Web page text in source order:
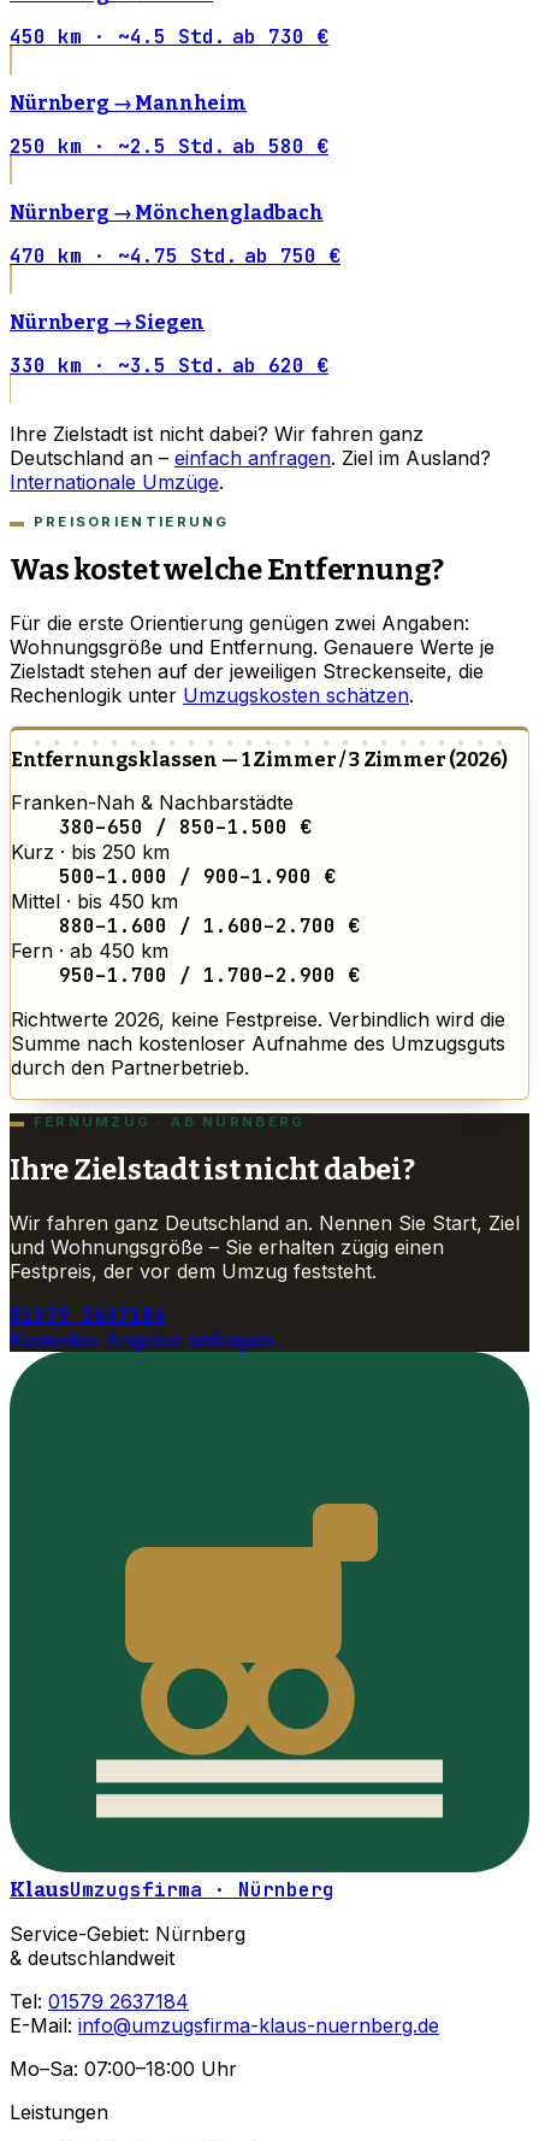
450 km · ~4.5 Std. ab 730 €
Nürnberg → Mannheim
250 km · ~2.5 Std. ab 580 €
Nürnberg → Mönchengladbach
470 km · ~4.75 Std. ab 750 €
Nürnberg → Siegen
330 km · ~3.5 Std. ab 620 €
Ihre Zielstadt ist nicht dabei? Wir fahren ganz
Deutschland an – einfach anfragen. Ziel im Ausland?
Internationale Umzüge.
PREISORIENTIERUNG
Was kostet welche Entfernung?
Für die erste Orientierung genügen zwei Angaben:
Wohnungsgröße und Entfernung. Genauere Werte je
Zielstadt stehen auf der jeweiligen Streckenseite, die
Rechenlogik unter Umzugskosten schätzen.
Entfernungsklassen — 1 Zimmer / 3 Zimmer (2026)
Franken-Nah & Nachbarstädte
380–650 / 850–1.500 €
Kurz · bis 250 km
500–1.000 / 900–1.900 €
Mittel · bis 450 km
880–1.600 / 1.600–2.700 €
Fern · ab 450 km
950–1.700 / 1.700–2.900 €
Richtwerte 2026, keine Festpreise. Verbindlich wird die
Summe nach kostenloser Aufnahme des Umzugsguts
durch den Partnerbetrieb.
FERNUMZUG · AB NÜRNBERG
Ihre Zielstadt ist nicht dabei?
Wir fahren ganz Deutschland an. Nennen Sie Start, Ziel
und Wohnungsgröße – Sie erhalten zügig einen
Festpreis, der vor dem Umzug feststeht.
01579 2637184
Kostenlos Angebot anfragen
KlausUmzugsfirma · Nürnberg
Service-Gebiet: Nürnberg
& deutschlandweit
Tel: 01579 2637184
E-Mail: info@umzugsfirma-klaus-nuernberg.de
Mo–Sa: 07:00–18:00 Uhr
Leistungen